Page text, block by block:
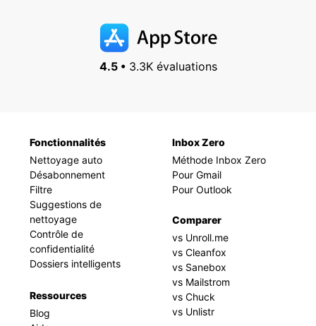
4.5 •3.3K évaluations
Fonctionnalités
Nettoyage auto
Désabonnement
Filtre
Suggestions de
nettoyage
Contrôle de
confidentialité
Dossiers intelligents
Ressources
Blog
Inbox Zero
Méthode Inbox Zero
Pour Gmail
Pour Outlook
Comparer
vs Unroll.me
vs Cleanfox
vs Sanebox
vs Mailstrom
vs Chuck
vs Unlistr